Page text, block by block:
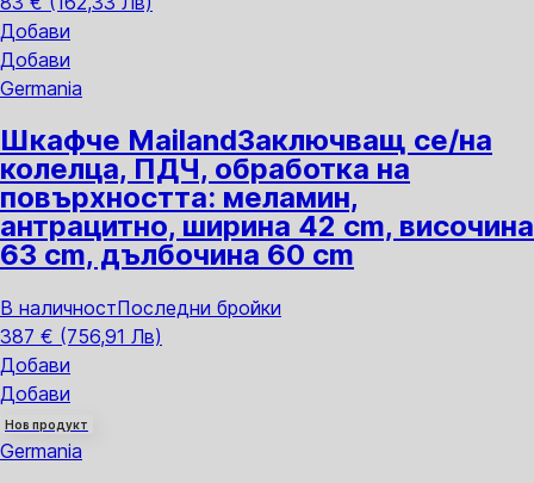
Добави
Добави
Germania
Шкафче MailandЗаключващ се/на
колелца, ПДЧ, oбработка на
повърхността: меламин,
антрацитно, ширина 42 cm, височина
63 cm, дълбочина 60 cm
В наличностПоследни бройки
387 € (756,91 Лв)
Добави
Добави
Нов продукт
Germania